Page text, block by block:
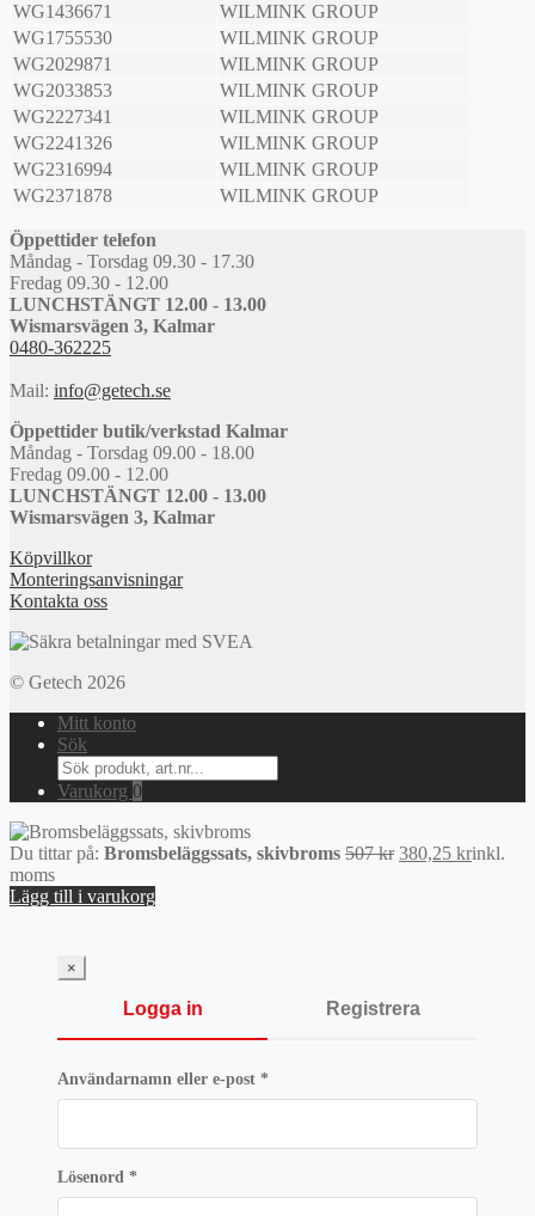
WG1436671
WILMINK GROUP
WG1755530
WILMINK GROUP
WG2029871
WILMINK GROUP
WG2033853
WILMINK GROUP
WG2227341
WILMINK GROUP
WG2241326
WILMINK GROUP
WG2316994
WILMINK GROUP
WG2371878
WILMINK GROUP
Öppettider telefon
Måndag - Torsdag 09.30 - 17.30
Fredag 09.30 - 12.00
LUNCHSTÄNGT 12.00 - 13.00
Wismarsvägen 3, Kalmar
0480-362225
Mail: info@getech.se
Öppettider butik/verkstad Kalmar
Måndag - Torsdag 09.00 - 18.00
Fredag 09.00 - 12.00
LUNCHSTÄNGT 12.00 - 13.00
Wismarsvägen 3, Kalmar
Köpvillkor
Monteringsanvisningar
Kontakta oss
© Getech 2026
Mitt konto
Sök
Search
for:
Varukorg 0
Du tittar på: Bromsbeläggssats, skivbroms 507kr Det
380,25 krDet
inkl.
moms
Lägg till i varukorg
×
Logga in Registrera
Användarnamn eller e-post *Obligatoriskt
Lösenord *Obligatoriskt